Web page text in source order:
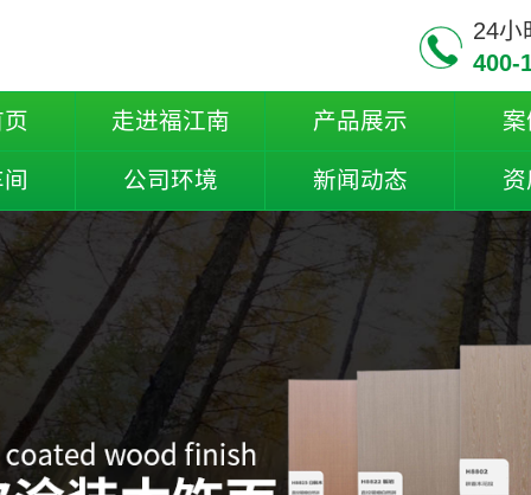
24小
400-
走进福江南 产品展示
公司环境 新闻动态